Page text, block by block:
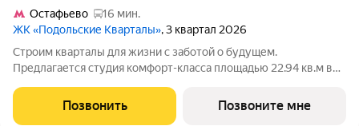
Остафьево
16 мин.
ЖК «Подольские Кварталы», 3 квартал 2026
Строим кварталы для жизни с заботой о будущем.
Предлагается студия комфорт-класса площадью 22.94 кв.м в
комплексе "Подольские Кварталы".Застройщик сдает
квартиры с отделкой в нескольких вариантах:
Позвонить Позвоните мне